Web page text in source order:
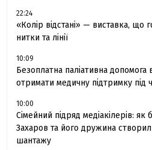
22:24
«Колір відстані» — виставка,
нитки та лінії
10:09
Безоплатна паліативна допомога
отримати медичну підтримку під
10:00
Сімейний підряд медіакілерів:
Захаров та його дружина
шантажу